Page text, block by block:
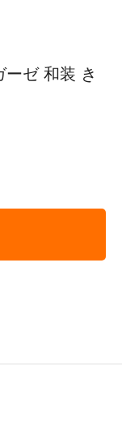
ゼ 和装 き